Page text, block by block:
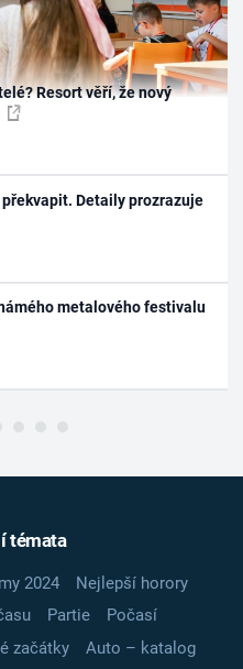
Resort věří, že nový
Detaily prozrazuje
metalového festivalu
témata
2024
Nejlepší horory
Partie
Počasí
začátky
Auto – katalog